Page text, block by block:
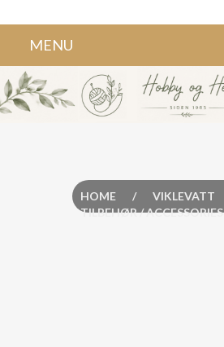
HOME
/
TILBEHØR / ACCESSORIES
VIKLEVATT